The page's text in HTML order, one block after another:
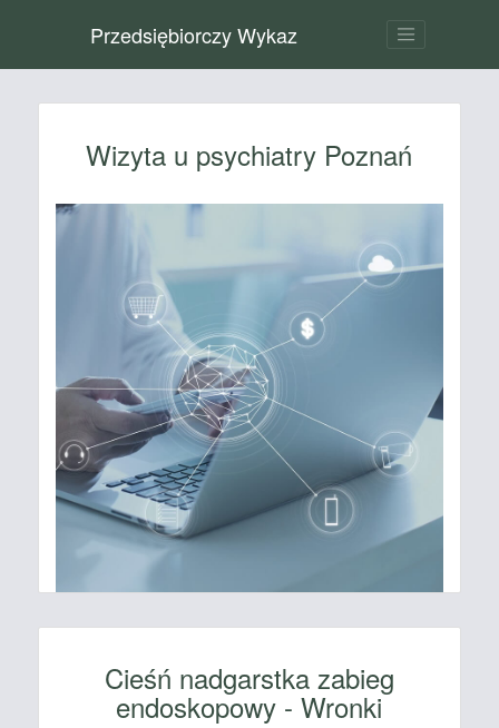
Przedsiębiorczy Wykaz
Wizyta u psychiatry Poznań
Cieśń nadgarstka zabieg
endoskopowy - Wronki